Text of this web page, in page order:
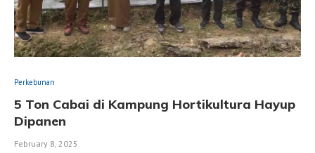
Perkebunan
5 Ton Cabai di Kampung Hortikultura Hayup
Dipanen
February 8, 2025